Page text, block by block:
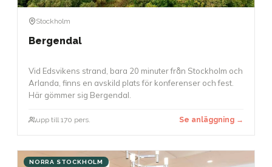
Stockholm
Bergendal
Vid Edsvikens strand, bara 20 minuter från Stockholm och
Arlanda, finns en avskild plats för konferenser och fest.
Här gömmer sig Bergendal.
upp till 170 pers. Se anläggning →
NORRA STOCKHOLM